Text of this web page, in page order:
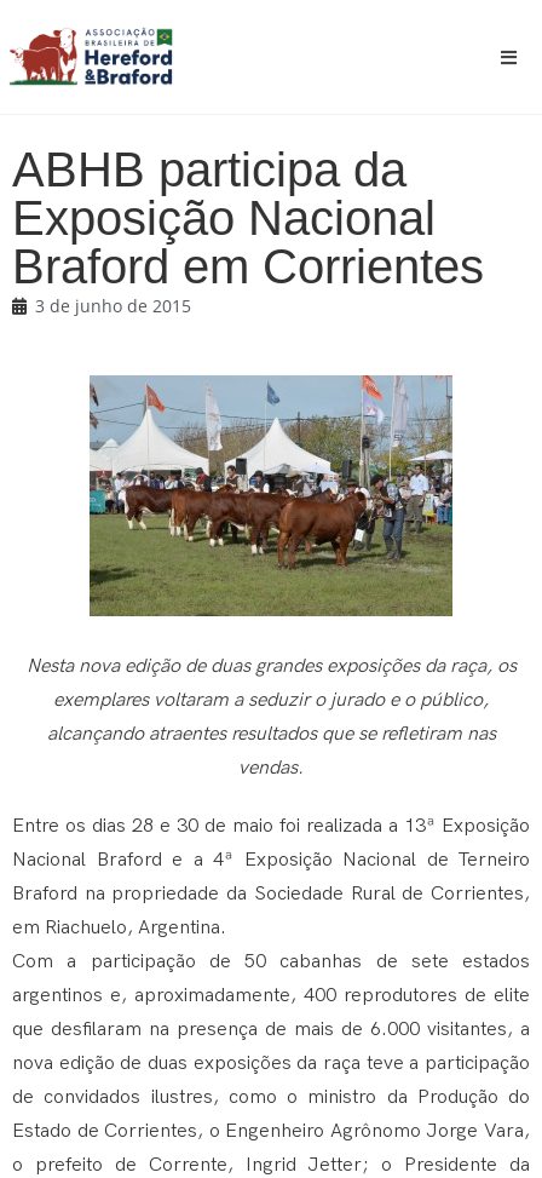
ABHB participa da
Exposição Nacional
Braford em Corrientes
3 de junho de 2015
Nesta nova edição de duas grandes exposições da raça, os
exemplares voltaram a seduzir o jurado e o público,
alcançando atraentes resultados que se refletiram nas
vendas.
Entre os dias 28 e 30 de maio foi realizada a 13ª Exposição
Nacional Braford e a 4ª Exposição Nacional de Terneiro
Braford na propriedade da Sociedade Rural de Corrientes,
em Riachuelo, Argentina.
Com a participação de 50 cabanhas de sete estados
argentinos e, aproximadamente, 400 reprodutores de elite
que desfilaram na presença de mais de 6.000 visitantes, a
nova edição de duas exposições da raça teve a participação
de convidados ilustres, como o ministro da Produção do
Estado de Corrientes, o Engenheiro Agrônomo Jorge Vara,
o prefeito de Corrente, Ingrid Jetter; o Presidente da